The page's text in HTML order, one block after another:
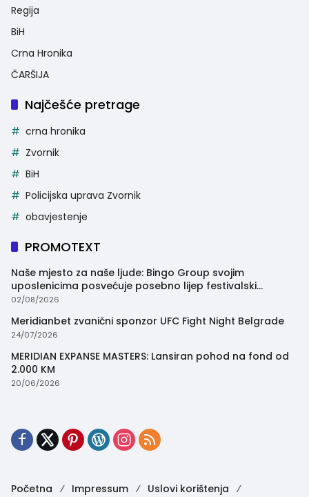
Regija
BiH
Crna Hronika
ČARŠIJA
Najčešće pretrage
crna hronika
Zvornik
BiH
Policijska uprava Zvornik
obavjestenje
PROMOTEXT
Naše mjesto za naše ljude: Bingo Group svojim
uposlenicima posvećuje posebno lijep festivalski
trenutak
02/08/2026
Meridianbet zvanični sponzor UFC Fight Night Belgrade
24/07/2026
MERIDIAN EXPANSE MASTERS: Lansiran pohod na fond od
2.000 KM
20/06/2026
Početna Impressum Uslovi korištenja